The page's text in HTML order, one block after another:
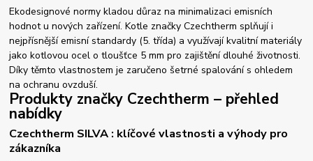
Ekodesignové normy kladou důraz na minimalizaci emisních
hodnot u nových zařízení. Kotle značky Czechtherm splňují i
nejpřísnější emisní standardy (5. třída) a využívají kvalitní materiály
jako kotlovou ocel o tloušťce 5 mm pro zajištění dlouhé životnosti.
Díky těmto vlastnostem je zaručeno šetrné spalování s ohledem
na ochranu ovzduší.
Produkty značky Czechtherm – přehled
nabídky
Czechtherm SILVA : klíčové vlastnosti a výhody pro
zákazníka